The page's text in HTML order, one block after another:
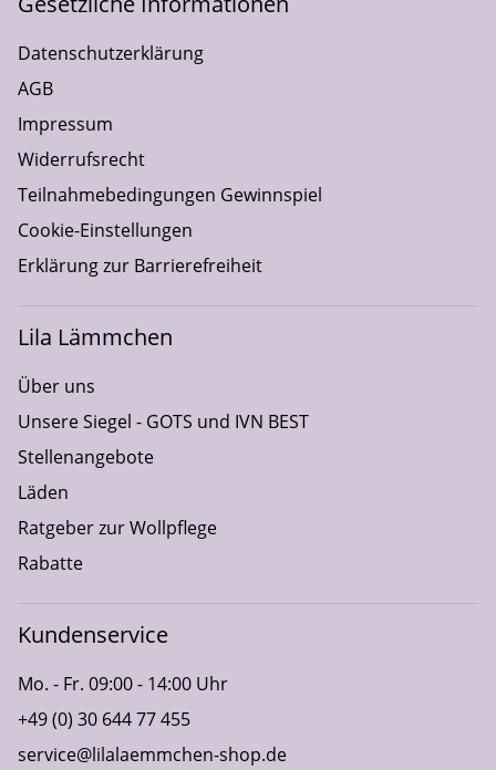
Datenschutzerklärung
AGB
Impressum
Widerrufsrecht
Teilnahmebedingungen Gewinnspiel
Cookie-Einstellungen
Erklärung zur Barrierefreiheit
Lila Lämmchen
Über uns
Unsere Siegel - GOTS und IVN BEST
Stellenangebote
Läden
Ratgeber zur Wollpflege
Rabatte
Kundenservice
Mo. - Fr. 09:00 - 14:00 Uhr
+49 (0) 30 644 77 455
service@lilalaemmchen-shop.de